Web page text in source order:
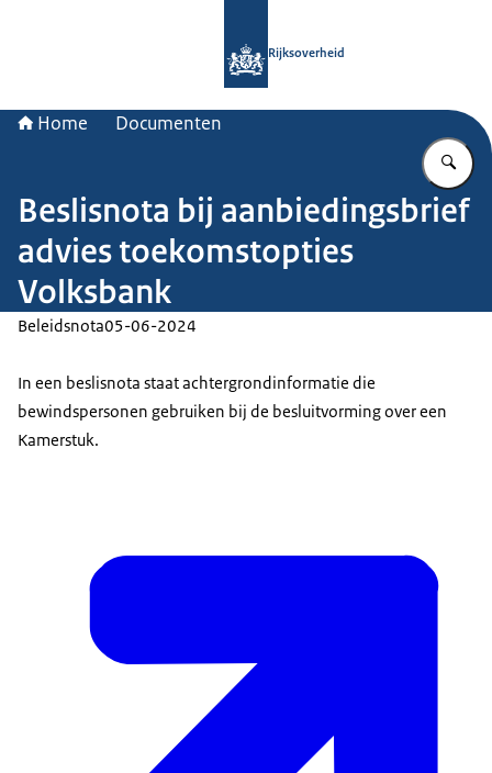
Rijksoverheid
Home Documenten
Beslisnota bij aanbiedingsbrief
advies toekomstopties
Volksbank
Beleidsnota05-06-2024
In een beslisnota staat achtergrondinformatie die
bewindspersonen gebruiken bij de besluitvorming over een
Kamerstuk.